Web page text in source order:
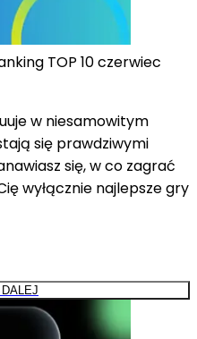
TOP 10 czerwiec
w niesamowitym
się prawdziwymi
się, w co zagrać
wyłącznie najlepsze gry